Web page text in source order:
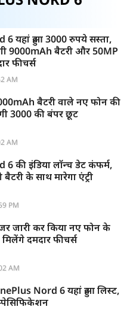
6 यहां हुआ 3000 रुपये सस्ता,
9000mAh बैटरी और 50MP
फीचर्स
AM
बैटरी वाले नए फोन की
3000 की बंपर छूट
AM
की इंडिया लॉन्च डेट कंफर्म,
के साथ मारेगा एंट्री
PM
जारी कर किया नए फोन के
दमदार फीचर्स
AM
Nord 6 यहां हुआ लिस्ट,